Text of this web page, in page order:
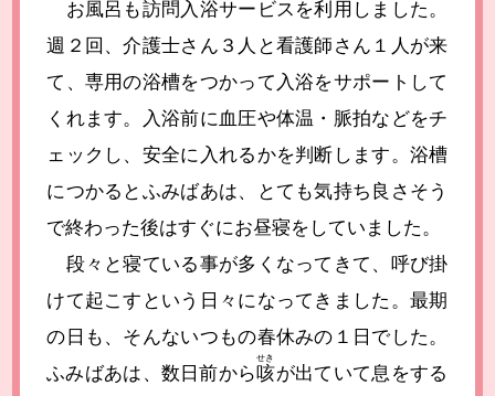
お風呂も訪問入浴サービスを利用しました。
週２回、介護士さん３人と看護師さん１人が来
て、専用の浴槽をつかって入浴をサポートして
くれます。入浴前に血圧や体温・脈拍などをチ
ェックし、安全に入れるかを判断します。浴槽
につかるとふみばあは、とても気持ち良さそう
で終わった後はすぐにお昼寝をしていました。
段々と寝ている事が多くなってきて、呼び掛
けて起こすという日々になってきました。最期
の日も、そんないつもの春休みの１日でした。
ふみばあは、数日前から咳
せき
が出ていて息をする